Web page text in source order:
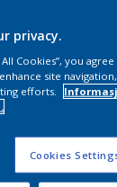
privacy.
All Cookies”, you
site navigation,
efforts.
Cookies